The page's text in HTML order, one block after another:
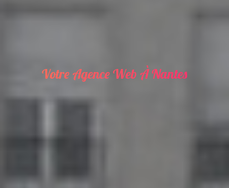
Votre Agence Web À Nantes